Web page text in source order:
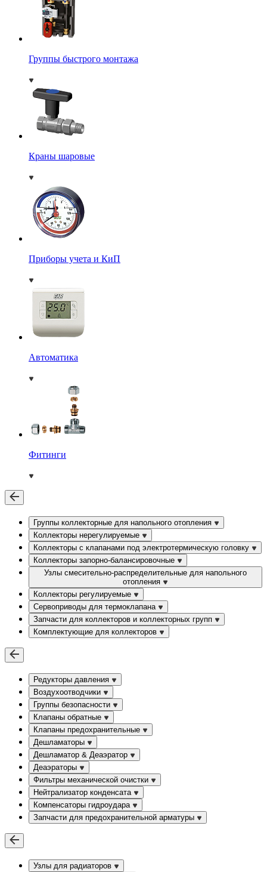
Группы быстрого монтажа
Краны шаровые
Приборы учета и КиП
Автоматика
Фитинги
Группы коллекторные для напольного отопления
Коллекторы нерегулируемые
Коллекторы с клапанами под электротермическую головку
Коллекторы запорно-балансировочные
Узлы смесительно-распределительные для напольного
отопления
Коллекторы регулируемые
Сервоприводы для термоклапана
Запчасти для коллекторов и коллекторных групп
Комплектующие для коллекторов
Редукторы давления
Воздухоотводчики
Группы безопасности
Клапаны обратные
Клапаны предохранительные
Дешламаторы
Дешламатор & Деаэратор
Деаэраторы
Фильтры механической очистки
Нейтрализатор конденсата
Компенсаторы гидроудара
Запчасти для предохранительной арматуры
Узлы для радиаторов